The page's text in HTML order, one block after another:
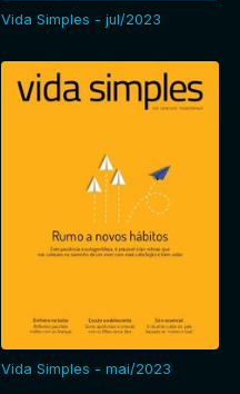
Vida Simples - jul/2023
Vida Simples - mai/2023